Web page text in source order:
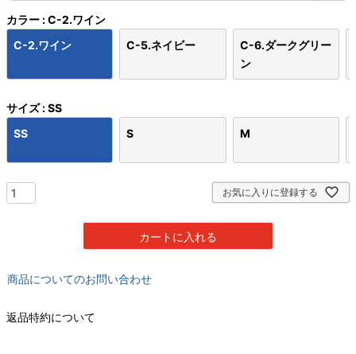
)
カラー C-2.ワイン
C-2.ワイン
C-5.ネイビー
C-6.ダークグリー
ン
サイズ SS
SS
S M
お気に入りに登録する
カートに入れる
商品についてのお問い合わせ
返品特約について